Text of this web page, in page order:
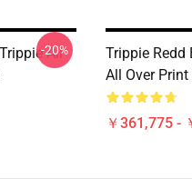
All
-20%
Trippie Redd
All Over
￥361,775 -